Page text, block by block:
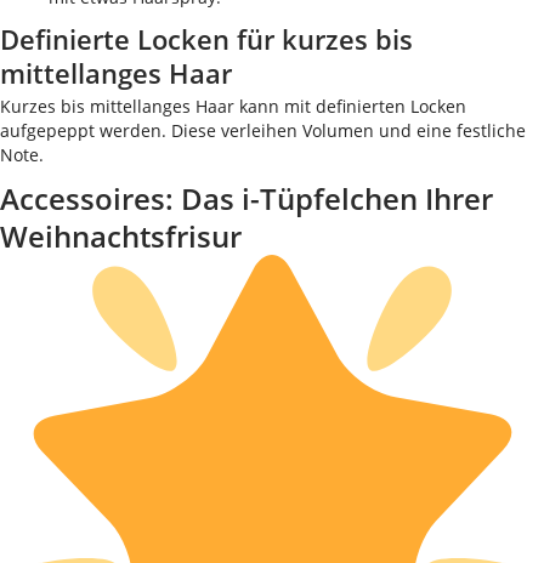
Definierte Locken für kurzes bis
mittellanges Haar
Kurzes bis mittellanges Haar kann mit definierten Locken
aufgepeppt werden. Diese verleihen Volumen und eine festliche
Note.
Accessoires: Das i-Tüpfelchen Ihrer
Weihnachtsfrisur